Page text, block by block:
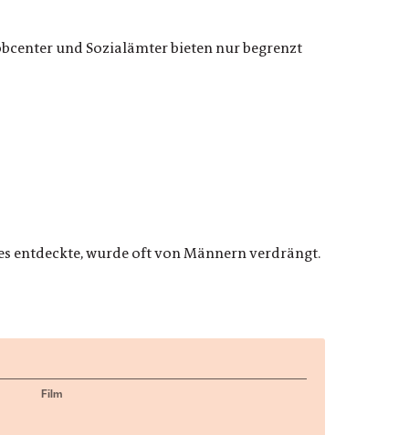
und Sozialämter bieten nur begrenzt
entdeckte, wurde oft von Männern verdrängt.
Film